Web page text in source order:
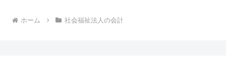
ホーム 社会福祉法人の会計